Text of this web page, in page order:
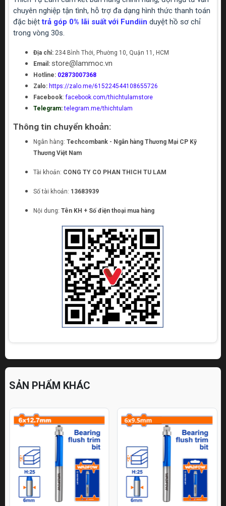
chuyên nghiệp tận tình, hỗ trợ đa dạng hình thức thanh toán
đặc biệttrả góp 0% lãi suất với Fundiin duyệt hồ sơ chỉ
trong vòng 30s.
Địa chỉ: 234 Bình Thới, Phường 10, Quận 11, HCM
Email: store@lammoc.vn
Hotline: 02873007368
Zalo: https://zalo.me/615224544108655726
Facebook:facebook.com/thichtulamstore
Telegram: telegram.me/thichtulam
Thông tin chuyển khoản:
Ngân hàng: Techcombank - Ngân hàng Thương Mại CP Kỹ
Thương Việt Nam
Tài khoản: CONG TY CO PHAN THICH TU LAM
Số tài khoản: 13683939
Nội dung: Tên KH + Số điện thoại mua hàng
SẢN PHẨM KHÁC